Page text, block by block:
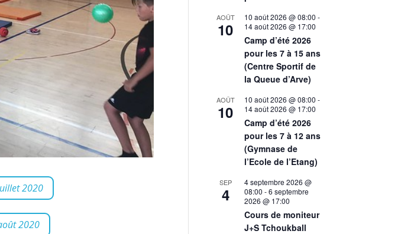
2020
2020
AOÛT
10
10 août 2026 @ 08:00 -
14 août 2026 @ 17:00
Camp d’été 2026
pour les 7 à 15 ans
(Centre Sportif de
la Queue d’Arve)
AOÛT
10
10 août 2026 @ 08:00 -
14 août 2026 @ 17:00
Camp d’été 2026
pour les 7 à 12 ans
(Gymnase de
l’Ecole de l’Etang)
SEP
4
4 septembre 2026 @
08:00 -6 septembre
2026 @ 17:00
Cours de moniteur
J+S Tchoukball